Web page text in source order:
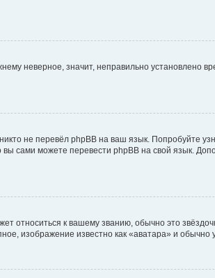
неверное, значит, неправильно установлено
не перевёл phpBB на ваш язык. Попробуйте
вы сами можете перевести phpBB на свой язык.
относиться к вашему званию, обычно это
изображение известно как «аватара» и обычно